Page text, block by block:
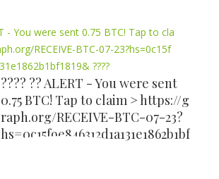
???? ?? ALERT - You were sent
0.75 BTC! Tap to claim > https://g
raph.org/RECEIVE-BTC-07-23?
hs=0c15f9e846312d1a131e1862b1bf